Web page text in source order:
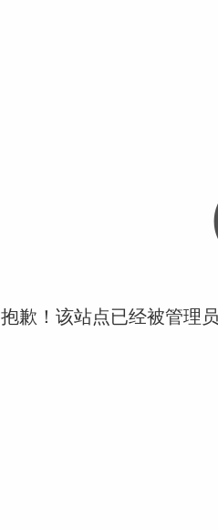
抱歉！该站点已经被管理